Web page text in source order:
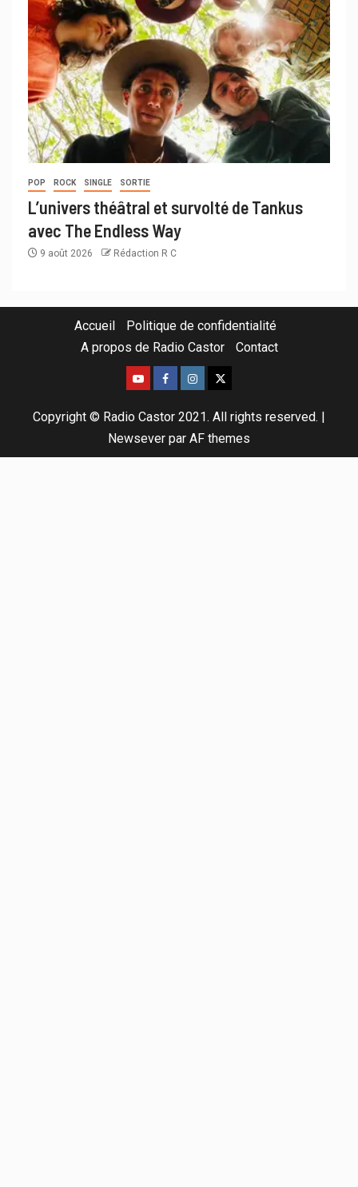
POP ROCK SINGLE SORTIE
L’univers théâtral et survolté de Tankus
avec The Endless Way
9 août 2026 Rédaction R C
Accueil
Politique de confidentialité
A propos de Radio Castor
Contact
Copyright © Radio Castor 2021. All rights reserved. |
Newsever par AF themes